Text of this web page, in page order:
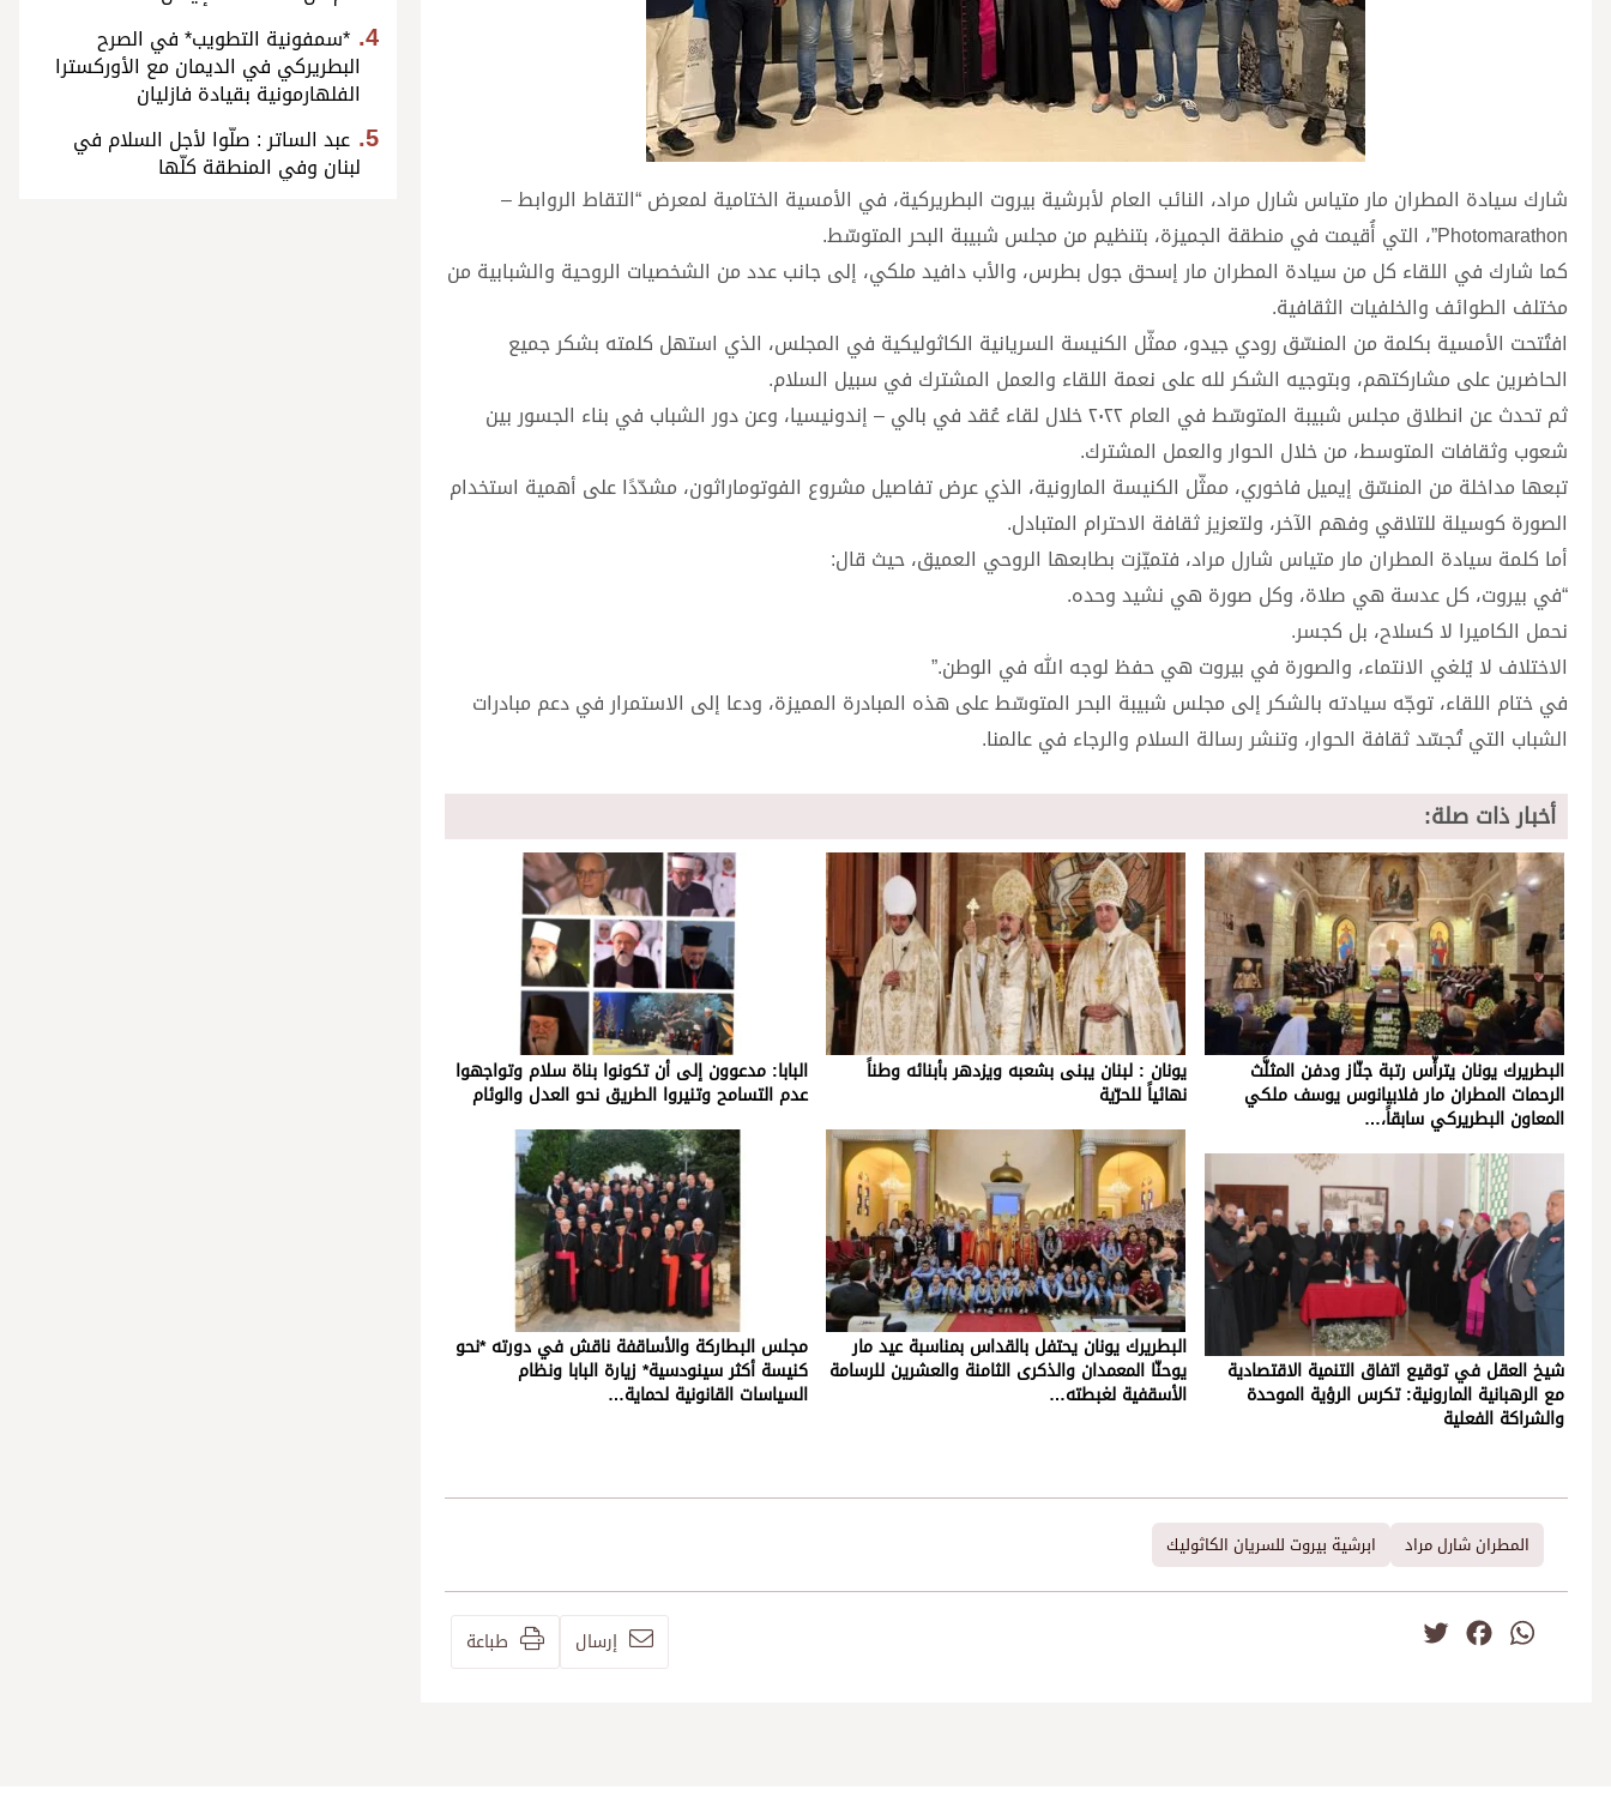
شارك سيادة المطران مار متياس شارل مراد، النائب العام لأبرشية بيروت البطريركية، في الأمسية الختامية لمعرض “التقاط الروابط –
Photomarathon”، التي أُقيمت في منطقة الجميزة، بتنظيم من مجلس شبيبة البحر المتوسّط.
كما شارك في اللقاء كل من سيادة المطران مار إسحق جول بطرس، والأب دافيد ملكي، إلى جانب عدد من الشخصيات الروحية والشبابية من
مختلف الطوائف والخلفيات الثقافية.
افتُتحت الأمسية بكلمة من المنسّق رودي جيدو، ممثّل الكنيسة السريانية الكاثوليكية في المجلس، الذي استهل كلمته بشكر جميع
الحاضرين على مشاركتهم، وبتوجيه الشكر لله على نعمة اللقاء والعمل المشترك في سبيل السلام.
ثم تحدث عن انطلاق مجلس شبيبة المتوسّط في العام ٢٠٢٢ خلال لقاء عُقد في بالي – إندونيسيا، وعن دور الشباب في بناء الجسور بين
شعوب وثقافات المتوسط، من خلال الحوار والعمل المشترك.
تبعها مداخلة من المنسّق إيميل فاخوري، ممثّل الكنيسة المارونية، الذي عرض تفاصيل مشروع الفوتوماراثون، مشدّدًا على أهمية استخدام
الصورة كوسيلة للتلاقي وفهم الآخر، ولتعزيز ثقافة الاحترام المتبادل.
أما كلمة سيادة المطران مار متياس شارل مراد، فتميّزت بطابعها الروحي العميق، حيث قال:
“في بيروت، كل عدسة هي صلاة، وكل صورة هي نشيد وحده.
نحمل الكاميرا لا كسلاح، بل كجسر.
الاختلاف لا يُلغي الانتماء، والصورة في بيروت هي حفظ لوجه الله في الوطن.”
في ختام اللقاء، توجّه سيادته بالشكر إلى مجلس شبيبة البحر المتوسّط على هذه المبادرة المميزة، ودعا إلى الاستمرار في دعم مبادرات
الشباب التي تُجسّد ثقافة الحوار، وتنشر رسالة السلام والرجاء في عالمنا.
أخبار ذات صلة:
البطريرك يونان يترأّس رتبة جنّاز ودفن المثلَّث
الرحمات المطران مار فلابيانوس يوسف ملكي
المعاون البطريركي سابقاً،…
شيخ العقل في توقيع اتفاق التنمية الاقتصادية
مع الرهبانية المارونية: تكرس الرؤية الموحدة
والشراكة الفعلية
يونان : لبنان يبنى بشعبه ويزدهر بأبنائه وطناً
نهائياً للحرّية
البطريرك يونان يحتفل بالقداس بمناسبة عيد مار
يوحنّا المعمدان والذكرى الثامنة والعشرين للرسامة
الأسقفية لغبطته…
البابا: مدعوون إلى أن تكونوا بناة سلام وتواجهوا
عدم التسامح وتنيروا الطريق نحو العدل والوئام
مجلس البطاركة والأساقفة ناقش في دورته *نحو
كنيسة أكثر سينودسية* زيارة البابا ونظام
السياسات القانونية لحماية…
المطران شارل مراد ابرشية بيروت للسريان الكاثوليك
WhatsApp
Facebook إرسال طباعة
*سمفونية التطويب* في الصرح
البطريركي في الديمان مع الأوركسترا
الفلهارمونية بقيادة فازليان
عبد الساتر : صلّوا لأجل السلام في
لبنان وفي المنطقة كلّها